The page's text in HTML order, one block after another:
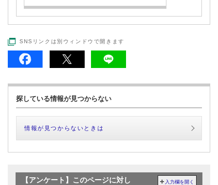
SNSリンクは別ウィンドウで開きます
探している情報が見つからない
情報が見つからないときは
【アンケート】このページに対し
入力欄を開く